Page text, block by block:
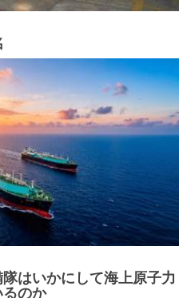
はいかにして海上原子力
のか